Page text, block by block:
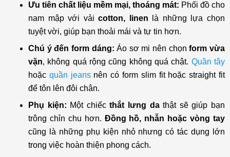
Ưu tiên chất liệu mềm mại, thoáng mát: Phối đồ cho
nam mập với vảicotton, linen là những lựa chọn
tuyệt vời, giúp bạn thoải mái và tự tin hơn.
Chú ý đến form dáng: Áo sơ mi nên chọnform vừa
vặn, không quá rộng cũng không quá chật. Quần tây
hoặc quần jeansnên có form slim fit hoặc straight fit
để tôn lên đôi chân.
Phụ kiện: Một chiếcthắt lưng dathật sẽ giúp bạn
trông chỉn chu hơn. Đồng hồ, nhẫn hoặc vòng tay
cũng là những phụ kiện nhỏ nhưng có tác dụng lớn
trong việc hoàn thiện phong cách.